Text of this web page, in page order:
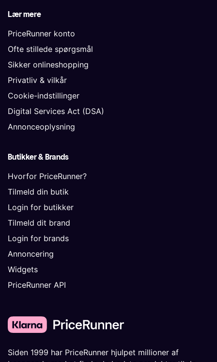
Lær mere
PriceRunner konto
Ofte stillede spørgsmål
Sikker onlineshopping
Privatliv & vilkår
Cookie-indstillinger
Digital Services Act (DSA)
Annonceoplysning
Butikker & Brands
Hvorfor PriceRunner?
Tilmeld din butik
Login for butikker
Tilmeld dit brand
Login for brands
Annoncering
Widgets
PriceRunner API
Siden 1999 har PriceRunner hjulpet millioner af